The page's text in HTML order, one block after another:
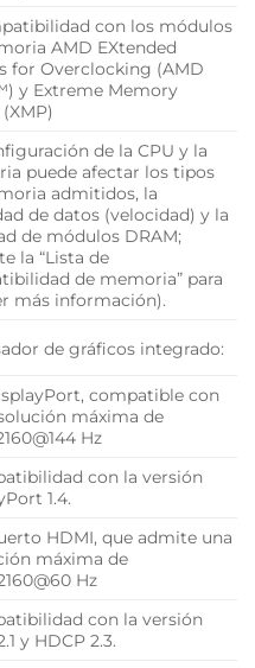
con los módulos
AMD EXtended
for Overclocking (AMD
y Extreme Memory
de la CPU y la
puede afectar los tipos
admitidos, la
de datos (velocidad) y la
de módulos DRAM;
la “Lista de
de memoria” para
más información).
de gráficos integrado:
compatible con
máxima de
Hz
con la versión
1.4.
HDMI, que admite una
máxima de
Hz
con la versión
y HDCP 2.3.